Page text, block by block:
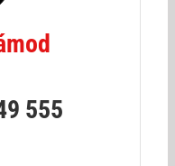
555